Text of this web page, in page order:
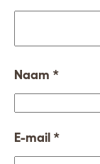
Naam *
E-mail *